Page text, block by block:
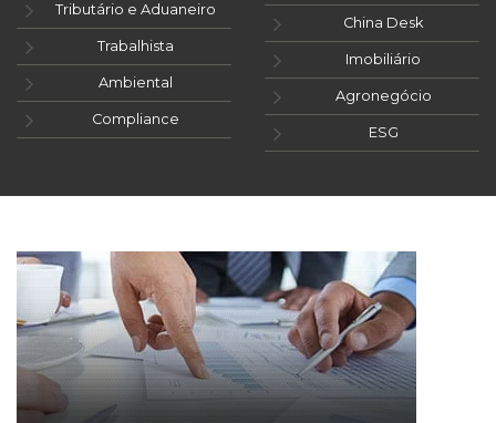
Tributário e Aduaneiro
Trabalhista
Ambiental
Compliance
China Desk
Imobiliário
Agronegócio
ESG